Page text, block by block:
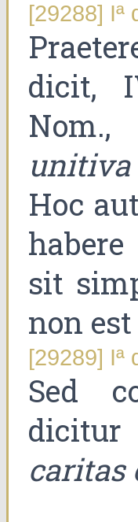
[29288] Iª
dicit,
Nom.,
Hoc
sit
non
[29289] Iª
Sed
dicitur
caritas